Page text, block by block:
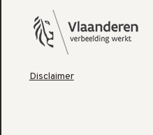
Disclaimer